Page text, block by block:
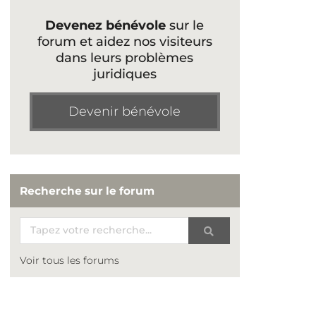
Devenez bénévole sur le
forum et aidez nos visiteurs
dans leurs problèmes
juridiques
Devenir bénévole
Recherche sur le forum
Voir tous les forums